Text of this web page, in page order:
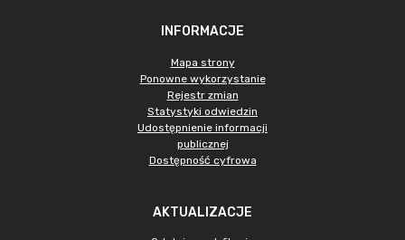
INFORMACJE
Mapa strony
Ponowne wykorzystanie
Rejestr zmian
Statystyki odwiedzin
Udostępnienie informacji
publicznej
Dostępność cyfrowa
AKTUALIZACJE